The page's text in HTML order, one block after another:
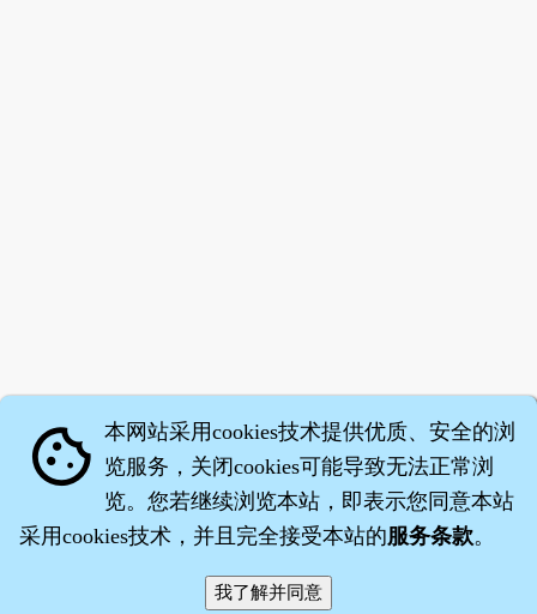
·沈药子©2008～2026
cookie 本网站采用cookies技术提供优质、安全的浏
览服务，关闭cookies可能导致无法正常浏
览。您若继续浏览本站，即表示您同意本站
采用cookies技术，并且完全接受本站的服务条款。